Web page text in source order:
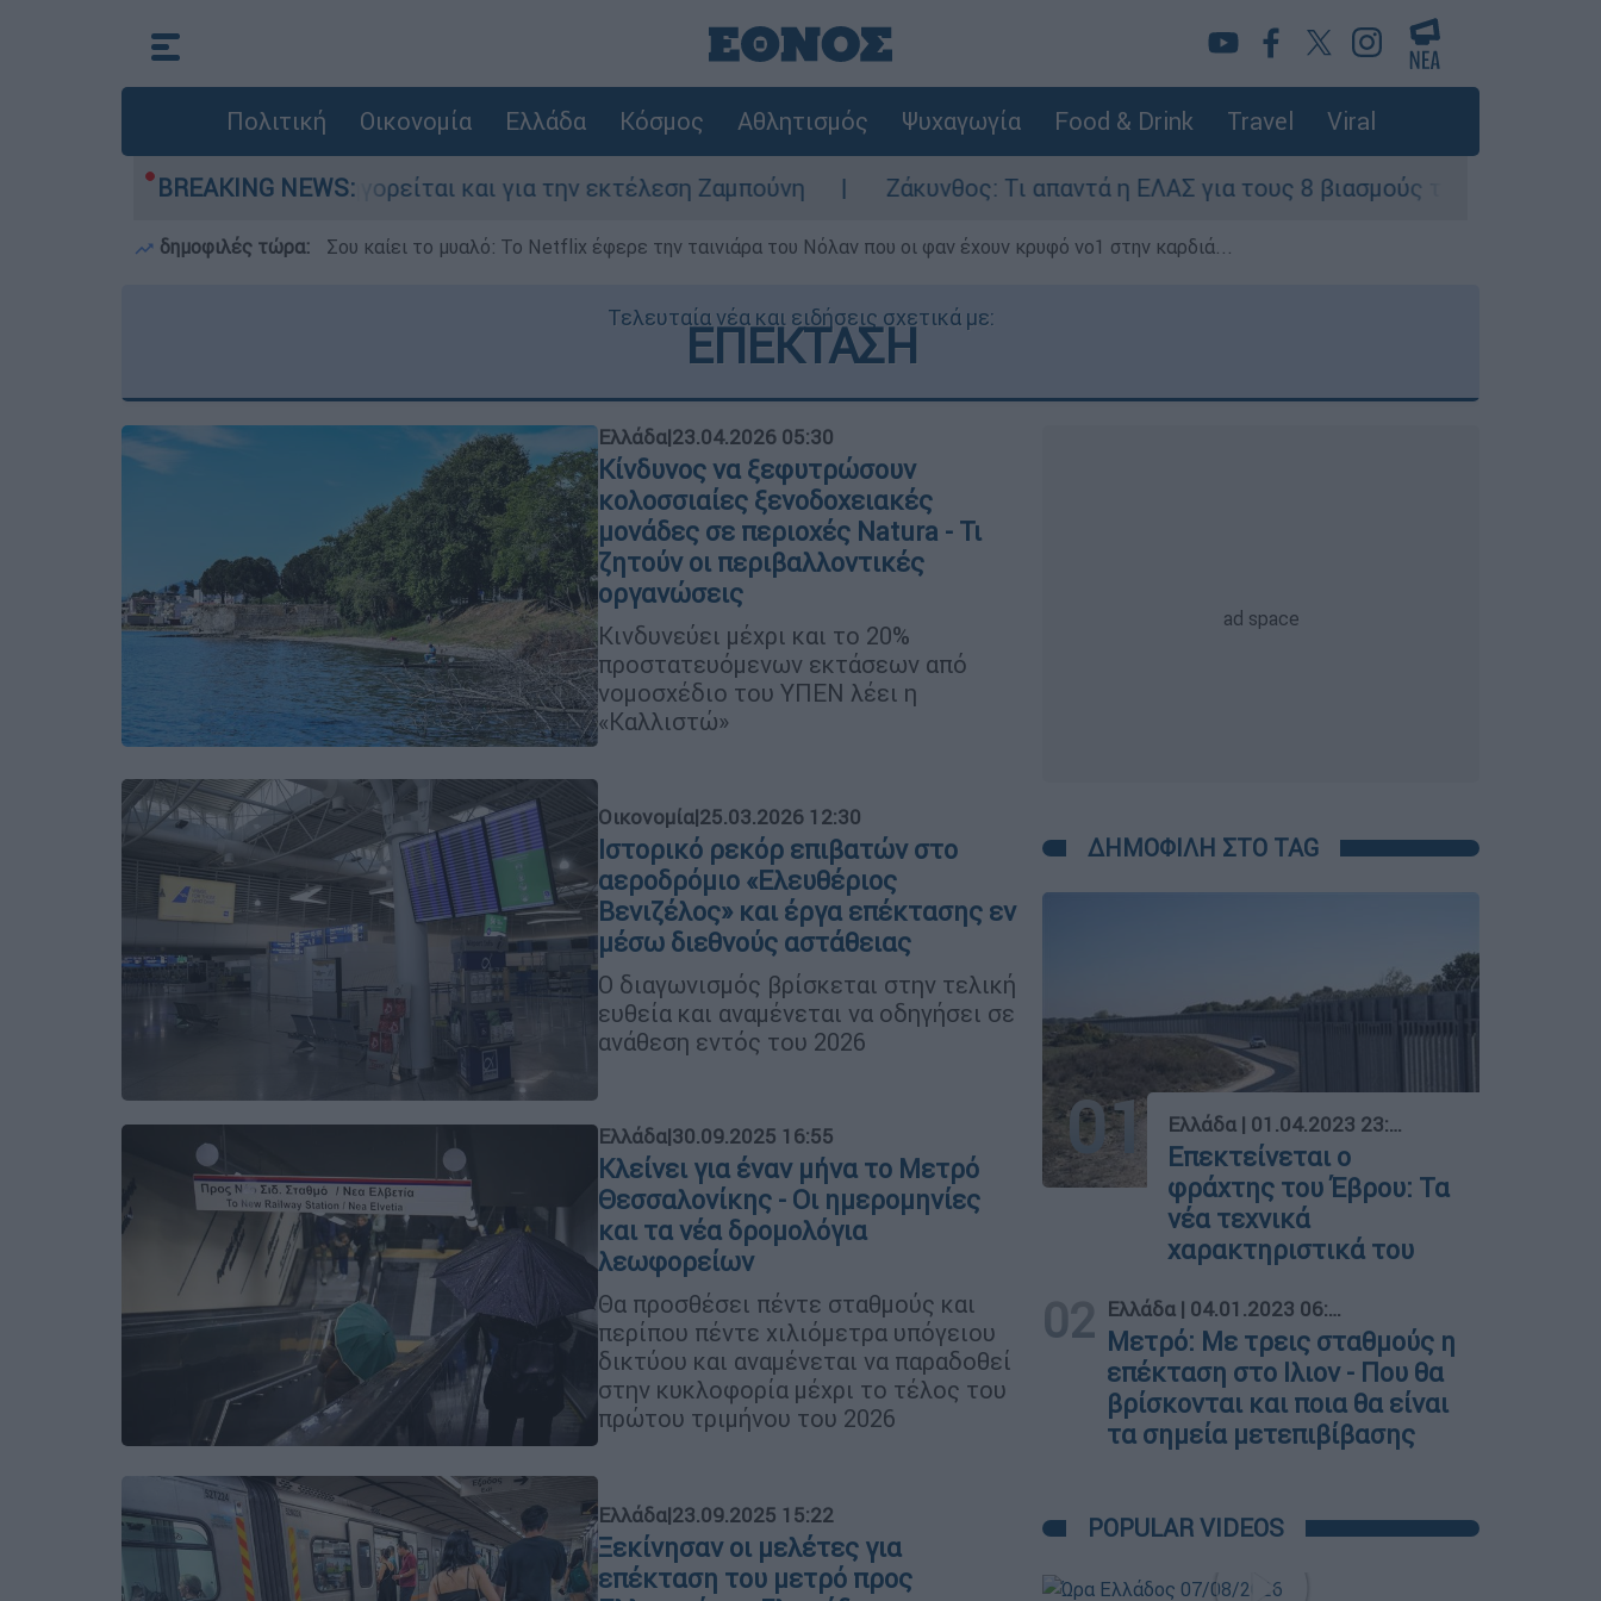
Πολιτική Οικονομία Ελλάδα Κόσμος Αθλητισμός Ψυχαγωγία Food & Drink Travel Viral
BREAKING NEWS:
Ελλάδα - Κατηγορείται και για την εκτέλεση Ζαμπούνη Ζάκυνθος: Τι απαντά η ΕΛΑΣ για τους 8 βιασμούς τουριστριών - «Μόνο 3
δημοφιλές τώρα: Σου καίει το μυαλό: Το Netflix έφερε την ταινιάρα του Νόλαν που οι φαν έχουν κρυφό νο1 στην καρδιά...
Τελευταία νέα και ειδήσεις σχετικά με:
ΕΠΕΚΤΑΣΗ
Ελλάδα|23.04.2026 05:30
Κίνδυνος να ξεφυτρώσουν
κολοσσιαίες ξενοδοχειακές
μονάδες σε περιοχές Natura - Τι
ζητούν οι περιβαλλοντικές
οργανώσεις
Κινδυνεύει μέχρι και το 20%
προστατευόμενων εκτάσεων από
νομοσχέδιο του ΥΠΕΝ λέει η
«Καλλιστώ»
Οικονομία|25.03.2026 12:30
Ιστορικό ρεκόρ επιβατών στο
αεροδρόμιο «Ελευθέριος
Βενιζέλος» και έργα επέκτασης εν
μέσω διεθνούς αστάθειας
Ο διαγωνισμός βρίσκεται στην τελική
ευθεία και αναμένεται να οδηγήσει σε
ανάθεση εντός του 2026
Ελλάδα|30.09.2025 16:55
Κλείνει για έναν μήνα το Μετρό
Θεσσαλονίκης - Οι ημερομηνίες
και τα νέα δρομολόγια
λεωφορείων
Θα προσθέσει πέντε σταθμούς και
περίπου πέντε χιλιόμετρα υπόγειου
δικτύου και αναμένεται να παραδοθεί
στην κυκλοφορία μέχρι το τέλος του
πρώτου τριμήνου του 2026
Ελλάδα|23.09.2025 15:22
Ξεκίνησαν οι μελέτες για
επέκταση του μετρό προς
ΔΗΜΟΦΙΛΗ ΣΤΟ TAG
01 Ελλάδα | 01.04.2023 23:25
Επεκτείνεται ο
φράχτης του Έβρου: Τα
νέα τεχνικά
χαρακτηριστικά του
02 Ελλάδα | 04.01.2023 06:15
Μετρό: Με τρεις σταθμούς η
επέκταση στο Ιλιον - Που θα
βρίσκονται και ποια θα είναι
τα σημεία μετεπιβίβασης
POPULAR VIDEOS